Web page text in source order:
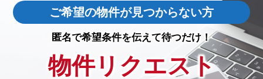
ご希望の物件が見つからない方
匿名で希望条件を伝えて待つだけ！
物件リクエスト